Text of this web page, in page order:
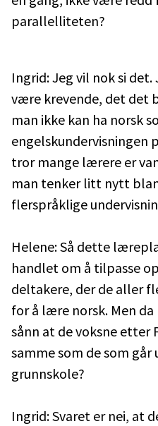
parallelliteten?
Ingrid: Jeg vil nok si
være krevende, det det
man ikke kan ha norsk
engelskundervisningen
tror mange lærere er
man tenker litt nytt
flerspråklige
Helene: Så dette
handlet om å tilpasse
deltakere, der de aller
for å lære norsk. Men
sånn at de voksne etter
samme som de som går
grunnskole?
Ingrid: Svaret er nei, at